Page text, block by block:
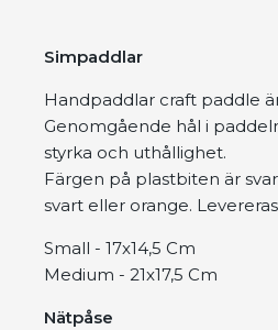
Simpaddlar
Handpaddlar craft paddle
Genomgående hål i
styrka och uthållighet.
Färgen på plastbiten är
svart eller orange.
Small - 17x14,5 Cm
Medium - 21x17,5 Cm
Nätpåse